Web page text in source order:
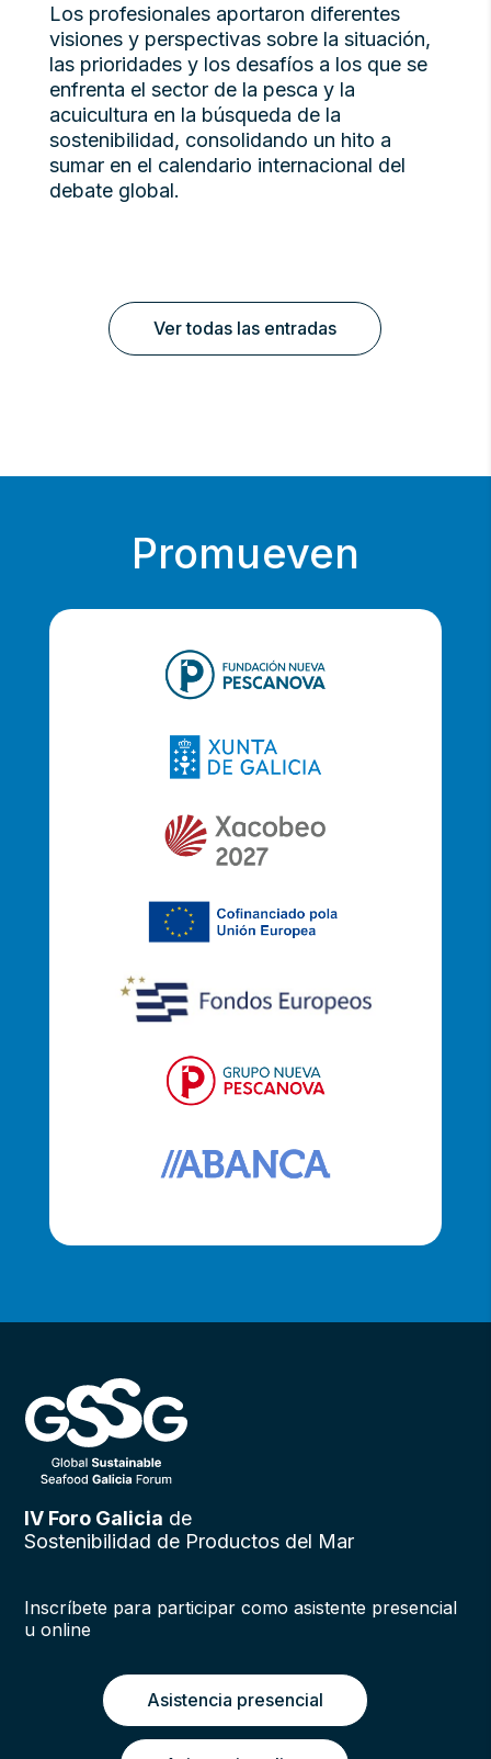
Los profesionales aportaron diferentes
visiones y perspectivas sobre la situación,
las prioridades y los desafíos a los que se
enfrenta el sector de la pesca y la
acuicultura en la búsqueda de la
sostenibilidad, consolidando un hito a
sumar en el calendario internacional del
debate global.
Ver todas las entradas
Promueven
IV Foro Galicia de
Sostenibilidad de Productos del Mar
Inscríbete para participar como asistente presencial
u online
Asistencia presencial